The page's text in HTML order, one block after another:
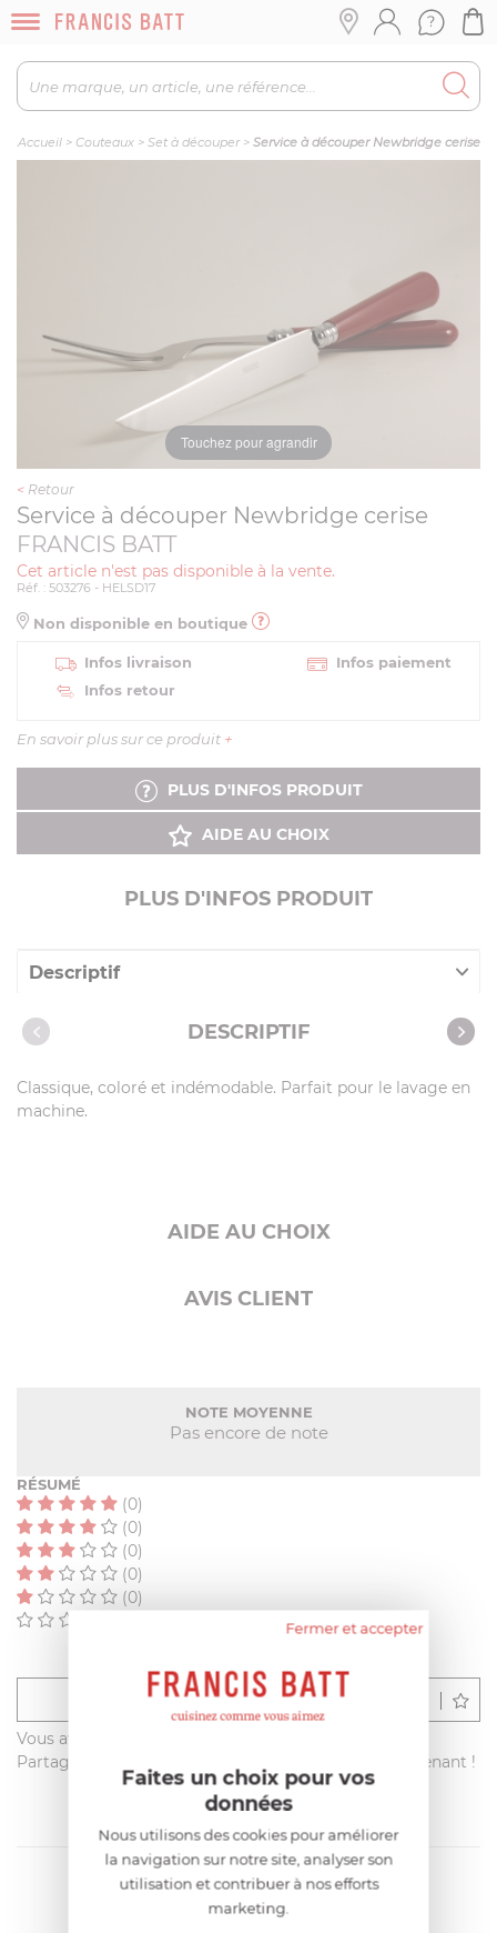
Accueil> Couteaux> Set à découper> Service à découper Newbridge cerise
Touchez pour agrandir
< Retour
Service à découper Newbridge cerise
FRANCIS BATT
Cet article n'est pas disponible à la vente.
Réf. : 503276 - HELSD17
Non disponible en boutique
Infos livraison
Infos paiement
Infos retour
En savoir plus sur ce produit +
PLUS D'INFOS PRODUIT
AIDE AU CHOIX
PLUS D'INFOS PRODUIT
Descriptif
Caractéristiques DESCRIPTIF
Classique, coloré et indémodable. Parfait pour le lavage en
machine.
AIDE AU CHOIX
AVIS CLIENT
NOTE MOYENNE
Pas encore de note
RÉSUMÉ
(0)
(0)
(0)
(0)
(0)
Déposer un avis
Vous avez acheté ce produit sur francisbatt.com ?
Partagez votre avis avec les autres clients dès maintenant !
Fermer et accepter
Faites un choix pour vos
données
Nous utilisons des cookies pour améliorer
la navigation sur notre site, analyser son
utilisation et contribuer à nos efforts
marketing.